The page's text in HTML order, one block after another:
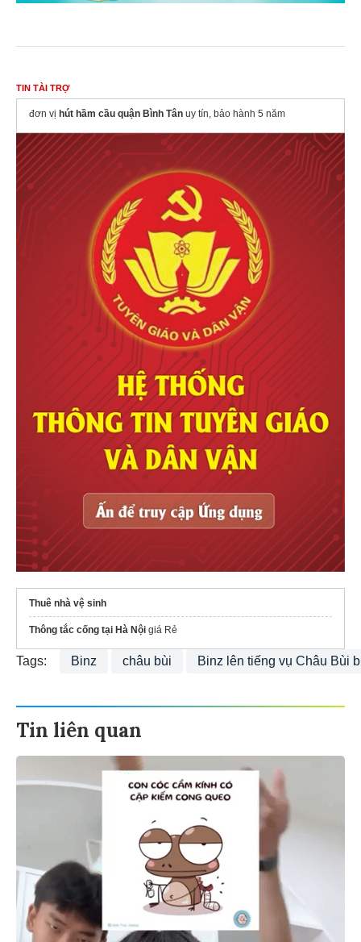
TIN TÀI TRỢ
đơn vị hút hầm cầu quận Bình Tân uy tín, bảo hành 5 năm
Thuê nhà vệ sinh
Thông tắc cống tại Hà Nội giá Rẻ
Tags: Binz châu bùi Binz lên tiếng vụ Châu Bùi
Tin liên quan